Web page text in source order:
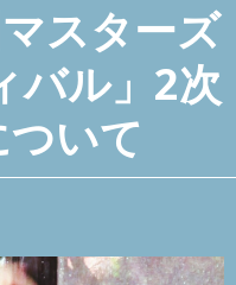
スターズ
バル」2次
いて